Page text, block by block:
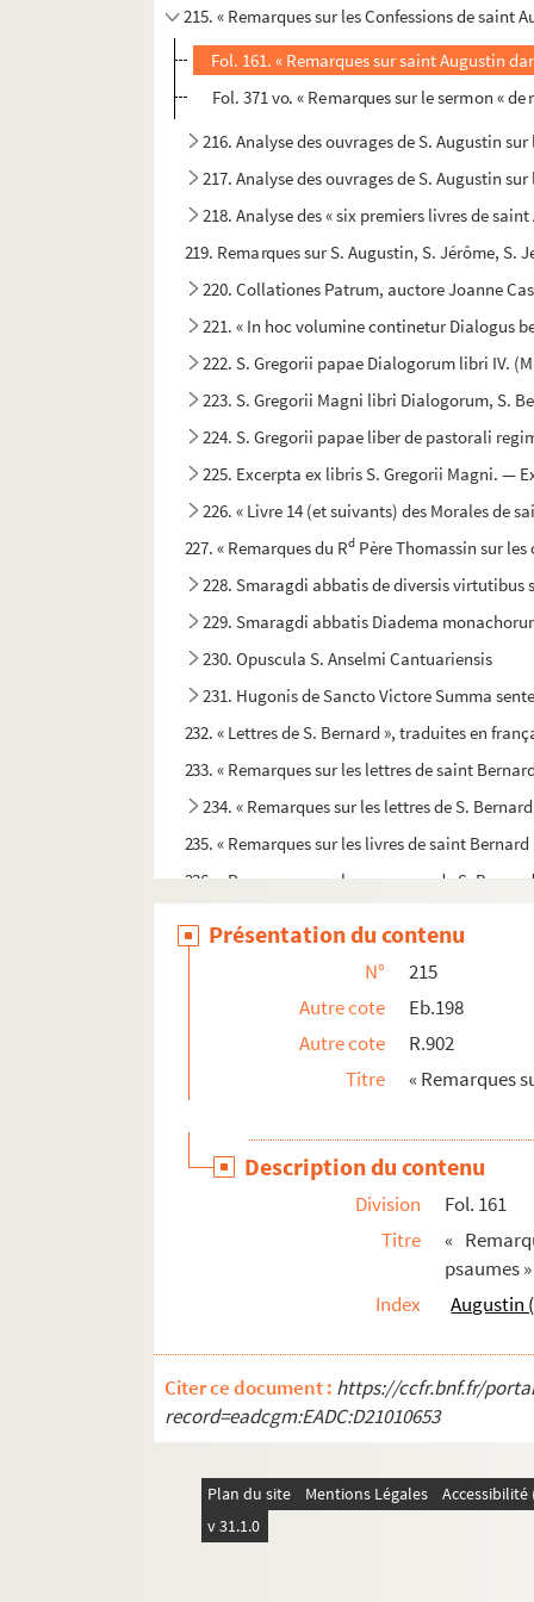
215. « Remarques sur les Confessions de saint
Fol. 161. « Remarques sur saint Augustin
Fol. 371 vo. « Remarques sur le sermon «
216. Analyse des ouvrages de S. Augustin
217. Analyse des ouvrages de S. Augustin
218. Analyse des « six premiers livres de
219. Remarques sur S. Augustin, S. Jérôme,
220. Collationes Patrum, auctore Joanne
221. « In hoc volumine continetur Dialogus
222. S. Gregorii papae Dialogorum libri IV.
223. S. Gregorii Magni libri Dialogorum, S.
224. S. Gregorii papae liber de pastorali
225. Excerpta ex libris S. Gregorii Magni. —
226. « Livre 14 (et suivants) des Morales de
227. « Remarques du Rd Père Thomassin sur
228. Smaragdi abbatis de diversis virtutibus
229. Smaragdi abbatis Diadema
230. Opuscula S. Anselmi Cantuariensis
231. Hugonis de Sancto Victore Summa
232. « Lettres de S. Bernard », traduites en
233. « Remarques sur les lettres de saint
234. « Remarques sur les lettres de S.
235. « Remarques sur les livres de saint Bernard
236. « Remarques sur les ouvrages de S.
242. « Réflexions sur la manière d'étudier et
243. Honoré d'Autun. « Incipit liber qui
244. « De summa Trinitate et fide catholica,
245. « Disputatio prooemialis, de theologia
246. Theologia viatorum. — C'est un
247-250. « Summa theologica, juxta
252. « Soliloquium ex variis tractatibus
253. « De la conduite de la religion
254. Joannis Scoti in quartum librum
256. Deux opuscules de théologie
257. « Pars prima Summae theologiae
Présentation du contenu
N°
215
Autre cote
Eb.198
Autre cote
R.902
Titre
« Remarques
Description du contenu
Division
Fol. 161
Titre
«
psaumes »
Index
Augustin
Citer ce document : https://ccfr.bnf.fr/
record=eadcgm:EADC:D21010653
Plan du site Mentions Légales
v 31.1.0